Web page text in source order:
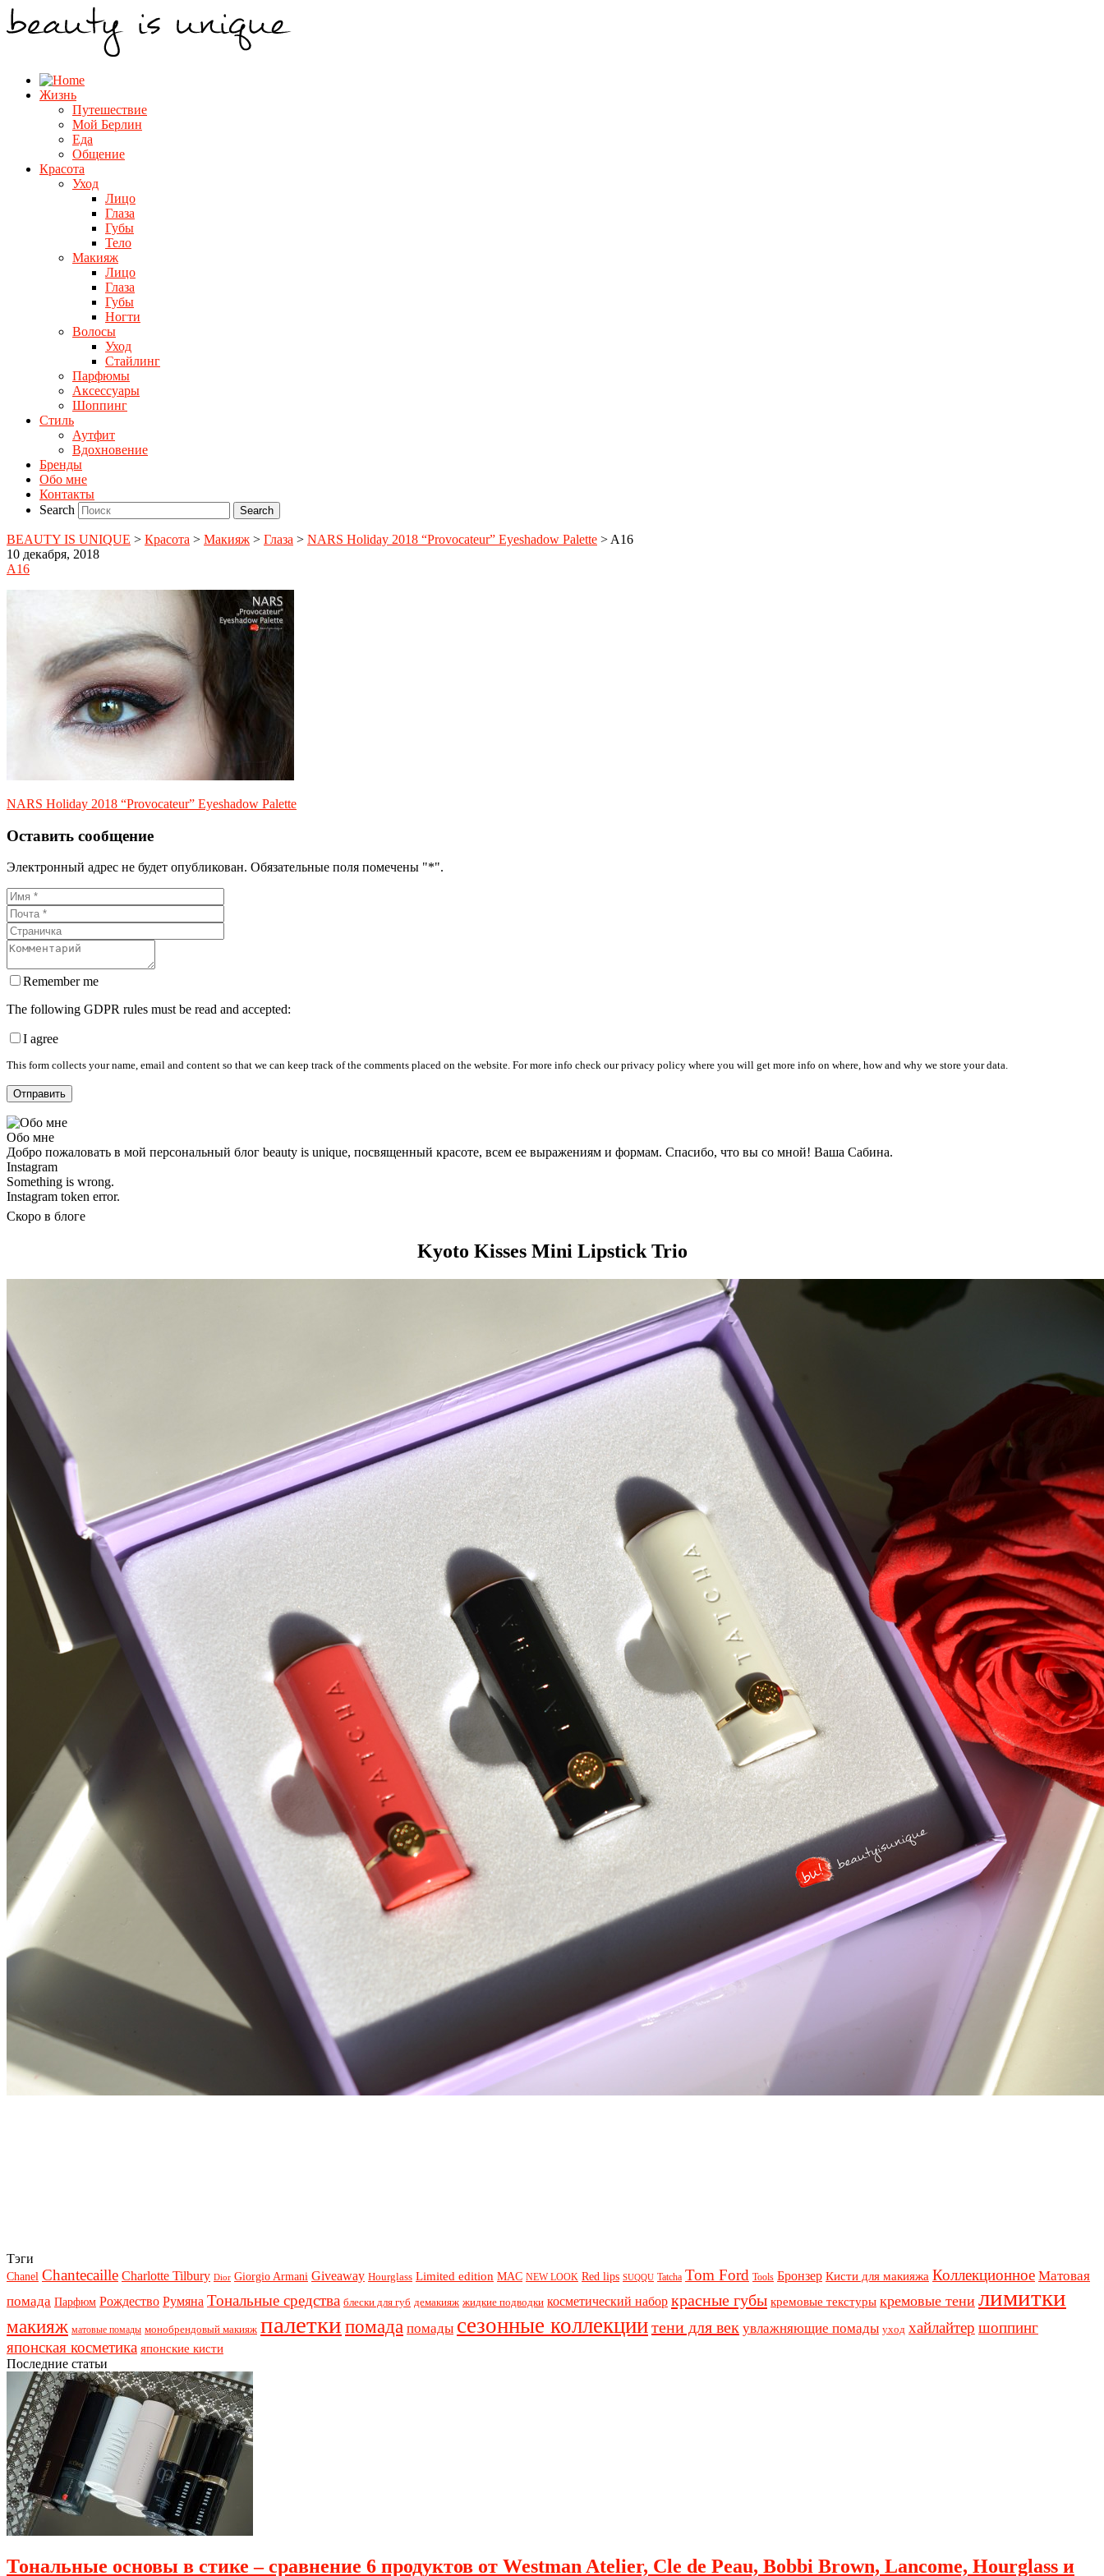
Жизнь
Путешествие
Мой Берлин
Еда
Общение
Красота
Уход
Лицо
Глаза
Губы
Тело
Макияж
Лицо
Глаза
Губы
Ногти
Волосы
Уход
Стайлинг
Парфюмы
Аксессуары
Шоппинг
Стиль
Аутфит
Вдохновение
Бренды
Обо мне
Контакты
Search
BEAUTY IS UNIQUE > Красота > Макияж > Глаза > NARS Holiday 2018 “Provocateur” Eyeshadow Palette > A16
10 декабря, 2018
A16
NARS Holiday 2018 “Provocateur” Eyeshadow Palette
Оставить сообщение
Электронный адрес не будет опубликован. Обязательные поля помечены "*".
Remember me
The following GDPR rules must be read and accepted:
I agree
This form collects your name, email and content so that we can keep track of the comments placed on the website. For more info check our privacy policy where you will get more info on where, how and why we store your data.
Обо мне
Добро пожаловать в мой персональный блог beauty is unique, посвященный красоте, всем ее выражениям и формам. Спасибо, что вы со мной! Ваша Сабина.
Instagram
Something is wrong.
Instagram token error.
Скоро в блоге
Kyoto Kisses Mini Lipstick Trio
Тэги
Chanel Chantecaille Charlotte Tilbury Dior Giorgio Armani Giveaway Hourglass Limited edition MAC NEW LOOK Red lips SUQQU Tatcha Tom Ford Tools Бронзер Кисти для макияжа Коллекционное Матовая
помада Парфюм Рождество Румяна Тональные средства блески для губ демакияж жидкие подводки косметический набор красные губы кремовые текстуры кремовые тени лимитки
макияж матовые помады монобрендовый макияж палеткипомада помады сезонные коллекциитени для век увлажняющие помады уход хайлайтер шоппинг
японская косметика японские кисти
Последние статьи
Тональные основы в стике – сравнение 6 продуктов от Westman Atelier, Cle de Peau, Bobbi Brown, Lancome, Hourglass и